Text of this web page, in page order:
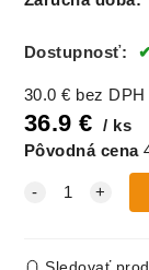
Dostupnosť:
30.0 € bez DPH
36.9 €
ks
Pôvodná cena
Sledovať